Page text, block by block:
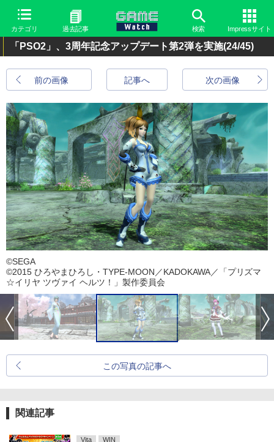
カテゴリ 過去記事 検索 Impressサイト
「PSO2」、3周年記念アップデート第2弾を実施(24/45)
前の画像 次の画像
記事へ
©SEGA
©2015 ひろやまひろし・TYPE-MOON／KADOKAWA／「プリズマ
☆イリヤ ツヴァイ ヘルツ！」製作委員会
この写真の記事へ
関連記事
Vita WIN